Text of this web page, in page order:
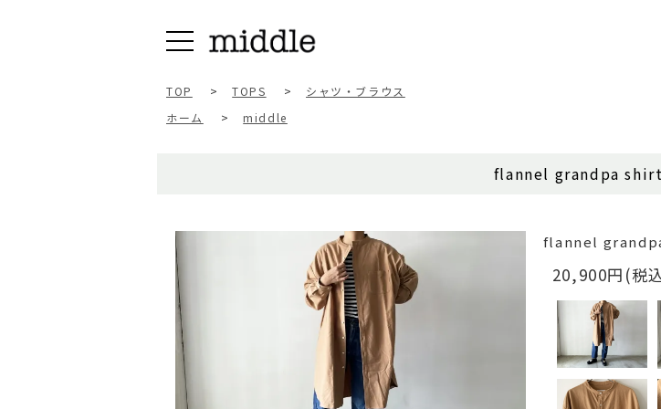
TOP > TOPS >
シャツ・ブラウス
ホーム
> middle
flannel grandpa
flannel
20,900円(税